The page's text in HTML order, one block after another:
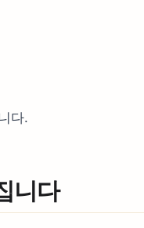
다.
니다